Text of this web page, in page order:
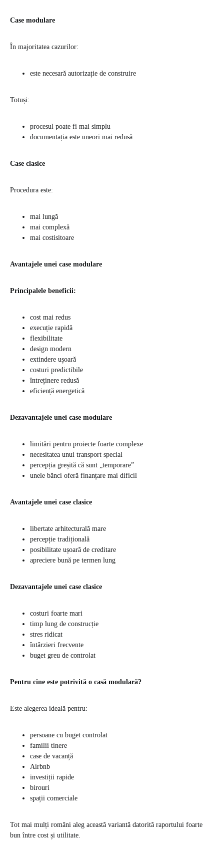
Case modulare
În majoritatea cazurilor:
este necesară autorizație de construire
Totuși:
procesul poate fi mai simplu
documentația este uneori mai redusă
Case clasice
Procedura este:
mai lungă
mai complexă
mai costisitoare
Avantajele unei case modulare
Principalele beneficii:
cost mai redus
execuție rapidă
flexibilitate
design modern
extindere ușoară
costuri predictibile
întreținere redusă
eficiență energetică
Dezavantajele unei case modulare
limitări pentru proiecte foarte complexe
necesitatea unui transport special
percepția greșită că sunt „temporare”
unele bănci oferă finanțare mai dificil
Avantajele unei case clasice
libertate arhitecturală mare
percepție tradițională
posibilitate ușoară de creditare
apreciere bună pe termen lung
Dezavantajele unei case clasice
costuri foarte mari
timp lung de construcție
stres ridicat
întârzieri frecvente
buget greu de controlat
Pentru cine este potrivită o casă modulară?
Este alegerea ideală pentru:
persoane cu buget controlat
familii tinere
case de vacanță
Airbnb
investiții rapide
birouri
spații comerciale
Tot mai mulți români aleg această variantă datorită raportului foarte
bun între cost și utilitate.